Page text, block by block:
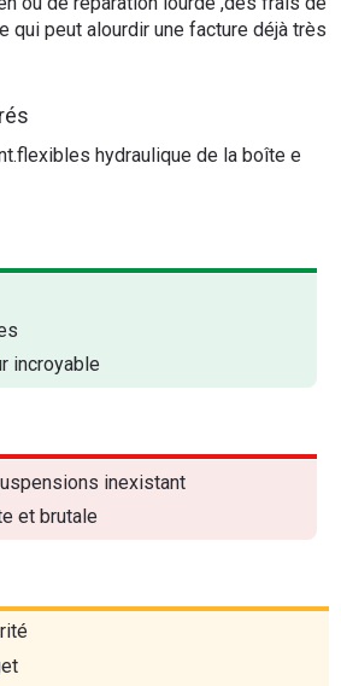
qui peut alourdir une facture déjà très
hydraulique de la boîte e
incroyable
inexistant
et brutale